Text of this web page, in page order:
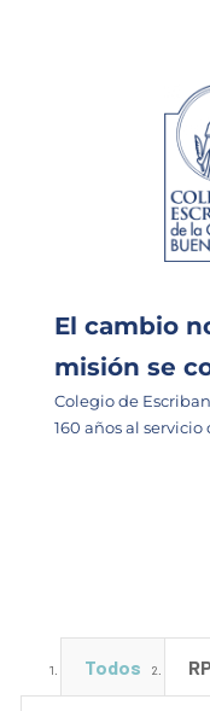
El cambio
misión se
Colegio de
160 años al
Todos